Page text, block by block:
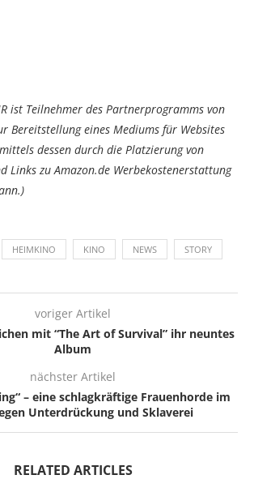
ist Teilnehmer des Partnerprogramms von
Bereitstellung eines Mediums für Websites
dessen durch die Platzierung von
Links zu Amazon.de Werbekostenerstattung
HEIMKINO KINO NEWS STORY
voriger Artikel
mit “The Art of Survival” ihr neuntes
Album
nächster Artikel
– eine schlagkräftige Frauenhorde im
Unterdrückung und Sklaverei
RELATED ARTICLES